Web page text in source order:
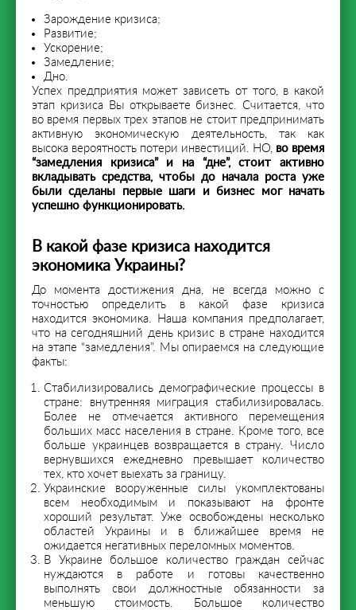
Зарождение кризиса;
Развитие;
Ускорение;
Замедление;
Дно.
Успех предприятия может зависеть от того, в какой
этап кризиса Вы открываете бизнес. Считается, что
во время первых трех этапов не стоит предпринимать
активную экономическую деятельность, так как
высока вероятность потери инвестиций. НО, во время
“замедления кризиса” и на “дне”, стоит активно
вкладывать средства, чтобы до начала роста уже
были сделаны первые шаги и бизнес мог начать
успешно функционировать.
В какой фазе кризиса находится
экономика Украины?
До момента достижения дна, не всегда можно с
точностью определить в какой фазе кризиса
находится экономика. Наша компания предполагает,
что на сегодняшний день кризис в стране находится
на этапе “замедления”. Мы опираемся на следующие
факты:
Стабилизировались демографические процессы в
стране: внутренняя миграция стабилизировалась.
Более не отмечается активного перемещения
больших масс населения в стране. Кроме того, все
больше украинцев возвращается в страну. Число
вернувшихся ежедневно превышает количество
тех, кто хочет выехать за границу.
Украинские вооруженные силы укомплектованы
всем необходимым и показывают на фронте
хороший результат. Уже освобождены несколько
областей Украины и в ближайшее время не
ожидается негативных переломных моментов.
В Украине большое количество граждан сейчас
нуждаются в работе и готовы качественно
выполнять свои должностные обязанности за
меньшую стоимость. Большое количество